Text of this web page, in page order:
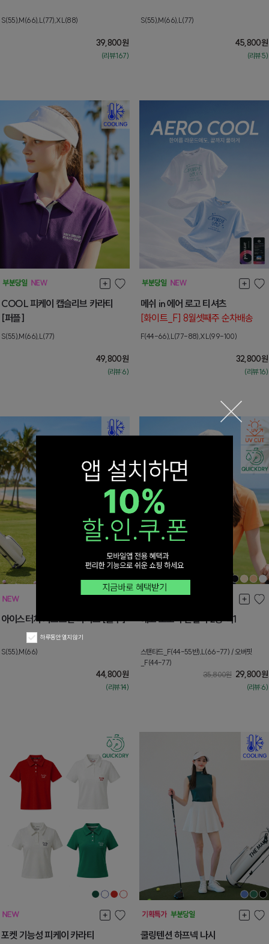
S(55),M(66),L(77),XL(88)
39,800원
(리뷰:167)
S(55),M(66),L(77)
45,800원
(리뷰:5)
COOL 피케이 캡슬리브 카라티
[퍼플]
S(55),M(66),L(77)
49,800원
(리뷰:6)
메쉬 in 에어 로고 티셔츠
[화이트_F] 8월셋째주 순차배송
F(44-66),L(77-88),XL(99-100)
32,800원
(리뷰:16)
아이스터치 치즈스판 티셔츠 [블루]
S(55),M(66)
44,800원
(리뷰:14)
에코 소로나 반팔티 2종 택1
스탠타드_F(44-55반),L(66-77) / 오버핏
_F(44-77)
35,800원 29,800원
(리뷰:6)
포켓 기능성 피케이 카라티 쿨링텐션 하프넥 나시
하루동안 열지 않기